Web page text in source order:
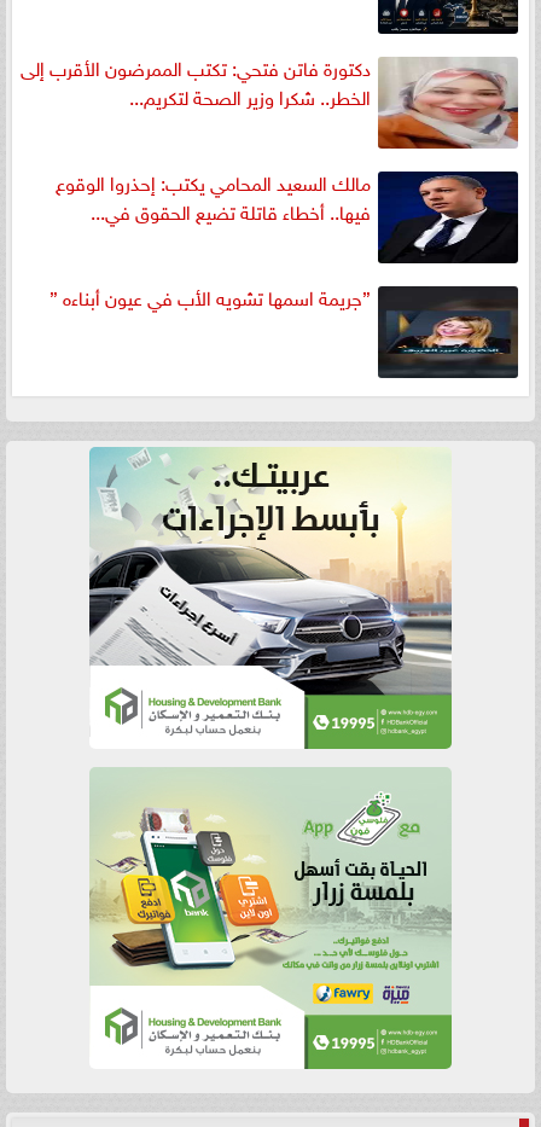
دكتورة فاتن فتحي: تكتب الممرضون الأقرب إلى
الخطر.. شكرا وزير الصحة لتكريم...
مالك السعيد المحامي يكتب: إحذروا الوقوع
فيها.. أخطاء قاتلة تضيع الحقوق في...
”جريمة اسمها تشويه الأب في عيون أبناءه ”